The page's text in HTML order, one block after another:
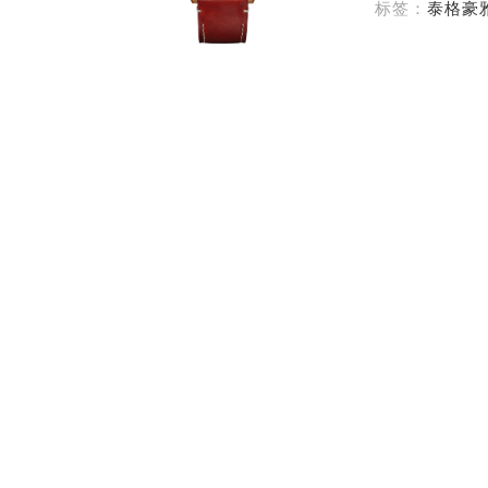
南宁市青秀区金湖路59号地王大厦12
合肥市蜀山区潜山路111号万象城华
标签： 泰格豪